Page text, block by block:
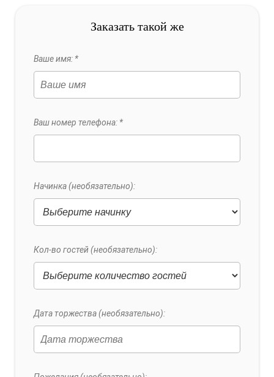
Заказать такой же
Ваше имя: *
Ваш номер телефона: *
Начинка (необязательно):
Кол-во гостей (необязательно):
Дата торжества (необязательно):